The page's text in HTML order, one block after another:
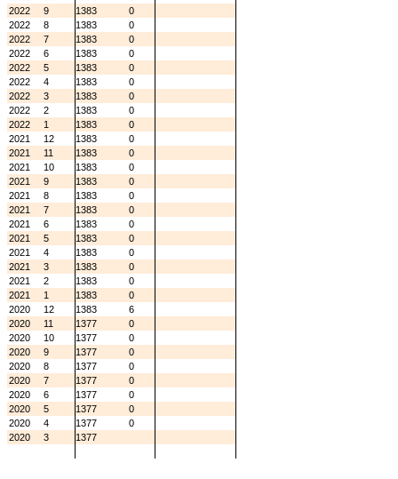
2022
9 1383
0
2022
8 1383
0
2022
7 1383
0
2022
6 1383
0
2022
5 1383
0
2022
4 1383
0
2022
3 1383
0
2022
2 1383
0
2022
1 1383
0
2021
12 1383
0
2021
11 1383
0
2021
10 1383
0
2021
9 1383
0
2021
8 1383
0
2021
7 1383
0
2021
6 1383
0
2021
5 1383
0
2021
4 1383
0
2021
3 1383
0
2021
2 1383
0
2021
1 1383
0
2020
12 1383
6
2020
11 1377
0
2020
10 1377
0
2020
9 1377
0
2020
8 1377
0
2020
7 1377
0
2020
6 1377
0
2020
5 1377
0
2020
4 1377
0
2020
3 1377